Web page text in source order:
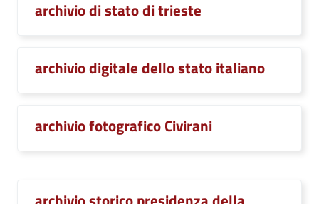
archivio di stato di trieste
archivio digitale dello stato italiano
archivio fotografico Civirani